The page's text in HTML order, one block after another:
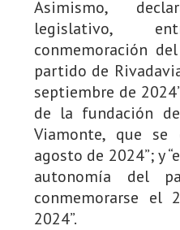
Asimismo,
legislativo,
conmemoración
partido de
septiembre de
de la fundación
Viamonte, que
agosto de 2024”; y
autonomía del
conmemorarse el
2024”.